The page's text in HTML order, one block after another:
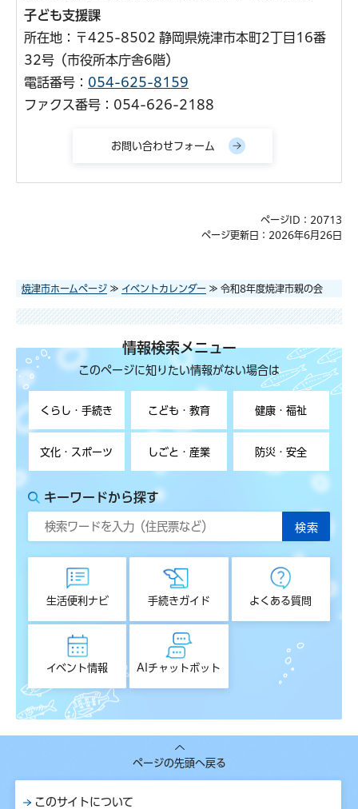
子ども支援課
所在地：〒425-8502 静岡県焼津市本町2丁目16番
32号（市役所本庁舎6階）
電話番号： 054-625-8159
ファクス番号：054-626-2188
ページID：20713
ページ更新日：2026年6月26日
焼津市ホームページ ≫ イベントカレンダー ≫ 令和8年度焼津市親の会
情報検索メニュー
このページに知りたい情報がない場合は
くらし・手続き こども・教育 健康・福祉
文化・スポーツ しごと・産業 防災・安全
キーワードから探す
生活便利ナビ 手続きガイド よくある質問
イベント情報 AIチャットボット
ページの先頭へ戻る
このサイトについて